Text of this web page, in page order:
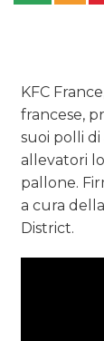
RADIO /
TV
KFC
francese,
suoi polli
allevatori
pallone.
a cura
District.